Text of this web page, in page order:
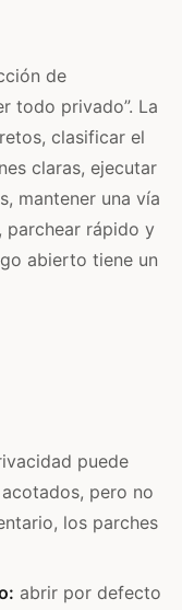
de
todo privado”. La
clasificar el
claras, ejecutar
mantener una vía
parchear rápido y
abierto tiene un
puede
pero no
los parches
abrir por defecto